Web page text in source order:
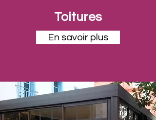
Toitures
En savoir plus